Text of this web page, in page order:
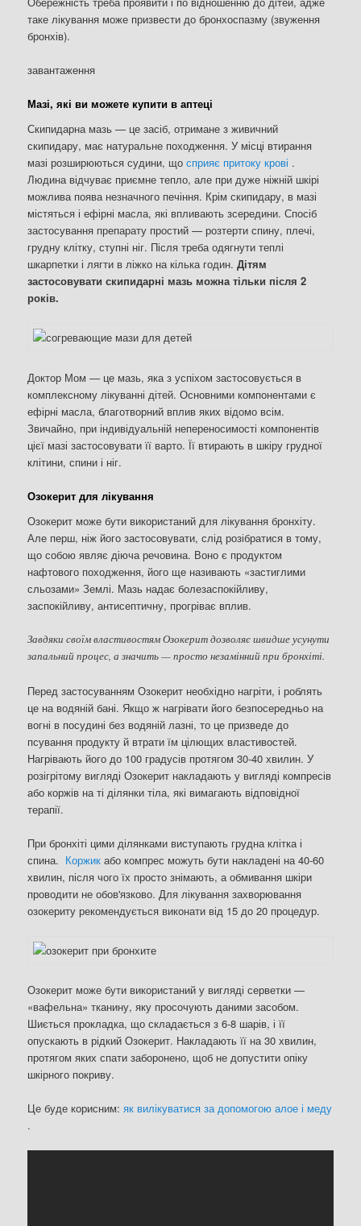
таке лікування може призвести до бронхоспазму (звуження
бронхів).
завантаження
Мазі, які ви можете купити в аптеці
Скипидарна мазь — це засіб, отримане з живичний
скипидару, має натуральне походження. У місці втирання
мазі розширюються судини, щосприяє притоку крові .
Людина відчуває приємне тепло, але при дуже ніжній шкірі
можлива поява незначного печіння. Крім скипидару, в мазі
містяться і ефірні масла, які впливають зсередини. Спосіб
застосування препарату простий — розтерти спину, плечі,
грудну клітку, ступні ніг. Після треба одягнути теплі
шкарпетки і лягти в ліжко на кілька годин.Дітям
застосовувати скипидарні мазь можна тільки після 2
років.
Доктор Мом — це мазь, яка з успіхом застосовується в
комплексному лікуванні дітей. Основними компонентами є
ефірні масла, благотворний вплив яких відомо всім.
Звичайно, при індивідуальній непереносимості компонентів
цієї мазі застосовувати її варто. Її втирають в шкіру грудної
клітини, спини і ніг.
Озокерит для лікування
Озокерит може бути використаний для лікування бронхіту.
Але перш, ніж його застосовувати, слід розібратися в тому,
що собою являє діюча речовина. Воно є продуктом
нафтового походження, його ще називають «застиглими
сльозами» Землі. Мазь надає болезаспокійливу,
заспокійливу, антисептичну, прогріває вплив.
Завдяки своїм властивостям Озокерит дозволяє швидше усунути
запальний процес, а значить — просто незамінний при бронхіті.
Перед застосуванням Озокерит необхідно нагріти, і роблять
це на водяній бані. Якщо ж нагрівати його безпосередньо на
вогні в посудині без водяній лазні, то це призведе до
псування продукту й втрати їм цілющих властивостей.
Нагрівають його до 100 градусів протягом 30-40 хвилин. У
розігрітому вигляді Озокерит накладають у вигляді компресів
або коржів на ті ділянки тіла, які вимагають відповідної
терапії.
При бронхіті цими ділянками виступають грудна клітка і
спина. Коржикабо компрес можуть бути накладені на 40-60
хвилин, після чого їх просто знімають, а обмивання шкіри
проводити не обов'язково. Для лікування захворювання
озокериту рекомендується виконати від 15 до 20 процедур.
Озокерит може бути використаний у вигляді серветки —
«вафельна» тканину, яку просочують даними засобом.
Шиється прокладка, що складається з 6-8 шарів, і її
опускають в рідкий Озокерит. Накладають її на 30 хвилин,
протягом яких спати заборонено, щоб не допустити опіку
шкірного покриву.
Це буде корисним:як вилікуватися за допомогою алое і меду
.